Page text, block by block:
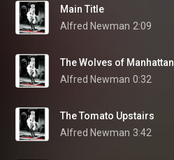
Main Title
Alfred Newman 2:09
The Wolves of Manhattan
Alfred Newman 0:32
The Tomato Upstairs
Alfred Newman 3:42